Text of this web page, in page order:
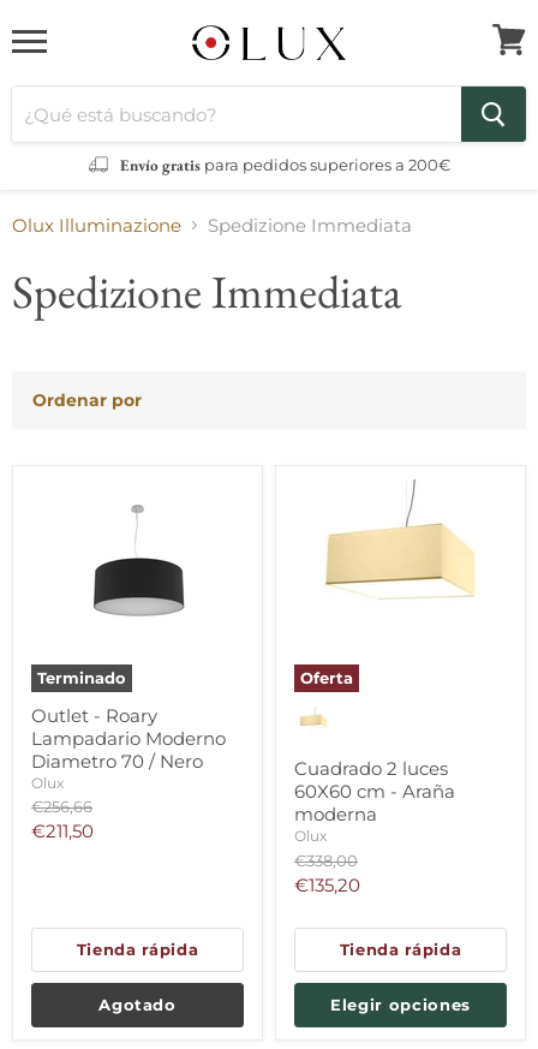
Envío gratis para pedidos superiores a 200€
Olux Illuminazione Spedizione Immediata
Spedizione Immediata
Ordenar por
Terminado
Outlet - Roary
Lampadario Moderno
Diametro 70 / Nero
Olux
Precio
original
€256,66
Precio
€211,50
Tienda rápida
Agotado
Oferta
Cuadrado 2 luces
60X60 cm - Araña
moderna
Olux
Precio
original
€338,00
Precio
€135,20
Tienda rápida
Elegir opciones